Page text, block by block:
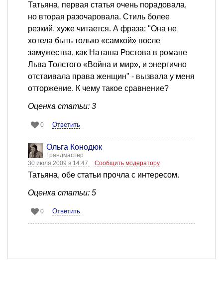
Татьяна, первая статья очень порадовала,
но вторая разочаровала. Стиль более
резкий, хуже читается. А фраза: "Она не
хотела быть только «самкой» после
замужества, как Наташа Ростова в романе
Льва Толстого «Война и мир», и энергично
отстаивала права женщин" - вызвала у меня
отторжение. К чему такое сравнение?
Оценка статьи: 3
0 Ответить
Ольга Конодюк
Грандмастер
30 июля 2009 в 14:47
Сообщить модератору
Татьяна, обе статьи прочла с интересом.
Оценка статьи: 5
0 Ответить